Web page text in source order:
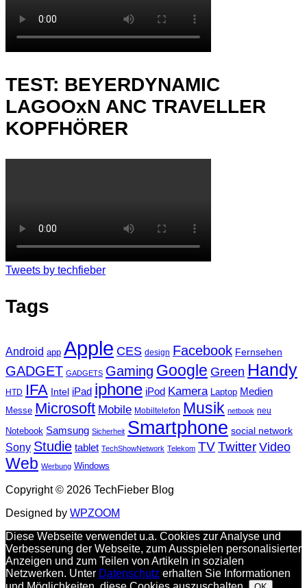
TEST: BEYERDYNAMIC
LAGOOxN ANC TRAVELLER
KOPFHÖRER
Tweets by techfieber
Tags
Android app Apple CES design Facebook Fernsehen
GADGET GADGETS Gaming Google Green Handy
HTD IFA Intel iPad iphone iPod Kamera Laptop Medien
Messe Microsoft Mobile Mobiltelefon Musik netbook neu
Notebook Samsung Sicherheit Smartphone social network
Sony Studie tablet TechShowNetwork Telekom TVTwitter Video
Web Werbung Windows
Copyright © 2026 TechFieber Blog
Designed by WPZOOM
Diese Webseite verwendet u.a. Cookies zur Analyse und
Verbesserung der Webseite, zum Ausspielen personalisierter
Anzeigen und zum Teilen von Artikeln in sozialen
Netzwerken. Unter Datenschutz erhalten Sie Informationen